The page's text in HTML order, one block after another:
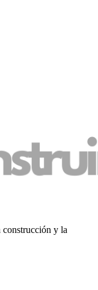
construcción y la